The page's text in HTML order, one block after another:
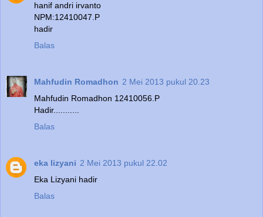
hanif andri irvanto
NPM:12410047.P
hadir
Balas
Mahfudin Romadhon 2 Mei 2013 pukul 20.23
Mahfudin Romadhon 12410056.P
Hadir...........
Balas
eka lizyani 2 Mei 2013 pukul 22.02
Eka Lizyani hadir
Balas